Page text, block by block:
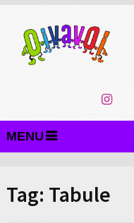
MENU
Tag: Tabule